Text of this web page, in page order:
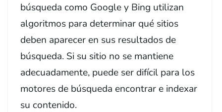
búsqueda como Google y Bing utilizan
algoritmos para determinar qué sitios
deben aparecer en sus resultados de
búsqueda. Si su sitio no se mantiene
adecuadamente, puede ser difícil para los
motores de búsqueda encontrar e indexar
su contenido.